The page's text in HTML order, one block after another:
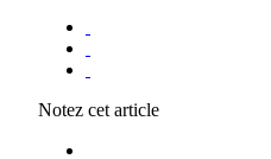
Notez cet article